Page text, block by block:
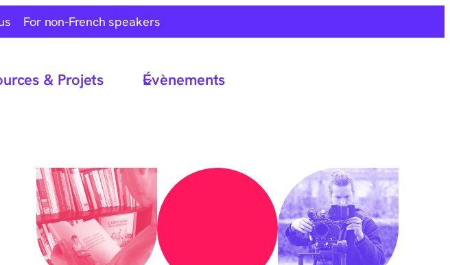
For non-French speakers
& Projets Évènements